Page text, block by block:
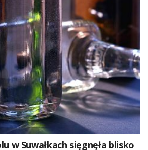
w Suwałkach sięgnęła blisko